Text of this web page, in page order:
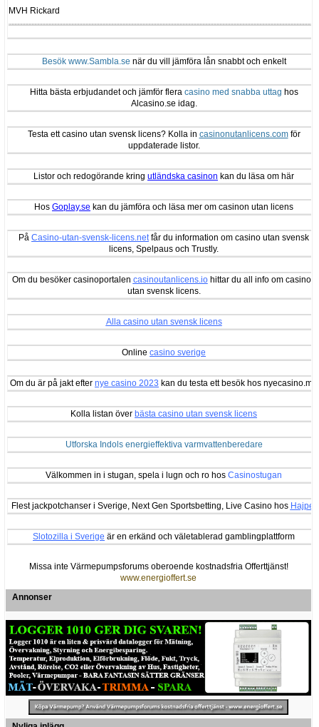
MVH Rickard
Besök www.Sambla.se när du vill jämföra lån snabbt och enkelt
Hitta bästa erbjudandet och jämför flera casino med snabba uttag hos
Alcasino.se idag.
Testa ett casino utan svensk licens? Kolla in casinonutanlicens.comför
uppdaterade listor.
Listor och redogörande kring utländska casinon kan du läsa om här
Hos Goplay.se kan du jämföra och läsa mer om casinon utan licens
På Casino-utan-svensk-licens.netfår du information om casino utan svensk
licens, Spelpaus och Trustly.
Om du besöker casinoportalen casinoutanlicens.iohittar du all info om casinon
utan svensk licens.
Alla casino utan svensk licens
Online casino sverige
Om du är på jakt efter nye casino 2023 kan du testa ett besök hos nyecasino.me
Kolla listan över bästa casino utan svensk licens
Utforska Indols energieffektiva varmvattenberedare
Välkommen in i stugan, spela i lugn och ro hos Casinostugan
Flest jackpotchanser i Sverige, Next Gen Sportsbetting, Live Casino hos Hajper
Slotozilla i Sverige är en erkänd och väletablerad gamblingplattform
Missa inte Värmepumpsforums oberoende kostnadsfria Offerttjänst!
www.energioffert.se
Annonser